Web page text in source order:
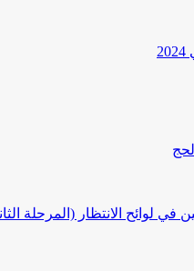
لوائح الانتظار (المرحلة